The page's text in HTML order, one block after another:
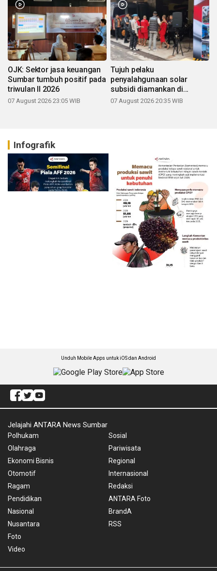
OJK: Sektor jasa keuangan
Sumbar tumbuh positif pada
triwulan II 2026
07 August 2026 23:05 WIB
Tujuh pelaku
penyalahgunaan solar
subsidi diamankan di
Sumbar
07 August 2026 20:35 WIB
Infografik
Unduh Mobile Apps untuk iOS dan Android
Jelajahi ANTARA News Sumbar
Polhukam
Olahraga
Ekonomi Bisnis
Otomotif
Ragam
Pendidikan
Nasional
Nusantara
Foto
Video
Sosial
Pariwisata
Regional
Internasional
Redaksi
ANTARA Foto
BrandA
RSS